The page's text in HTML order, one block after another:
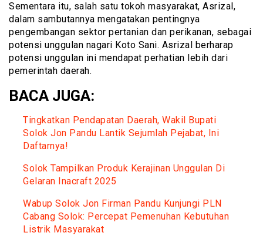
Sementara itu, salah satu tokoh masyarakat, Asrizal,
dalam sambutannya mengatakan pentingnya
pengembangan sektor pertanian dan perikanan, sebagai
potensi unggulan nagari Koto Sani. Asrizal berharap
potensi unggulan ini mendapat perhatian lebih dari
pemerintah daerah.
BACA JUGA:
Tingkatkan Pendapatan Daerah, Wakil Bupati
Solok Jon Pandu Lantik Sejumlah Pejabat, Ini
Daftarnya!
Solok Tampilkan Produk Kerajinan Unggulan Di
Gelaran Inacraft 2025
Wabup Solok Jon Firman Pandu Kunjungi PLN
Cabang Solok: Percepat Pemenuhan Kebutuhan
Listrik Masyarakat